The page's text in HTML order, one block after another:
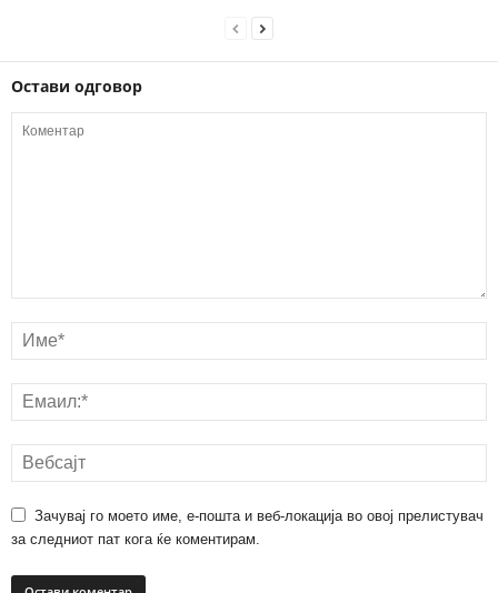
Остави одговор
Зачувај го моето име, е-пошта и веб-локација во овој прелистувач
за следниот пат кога ќе коментирам.